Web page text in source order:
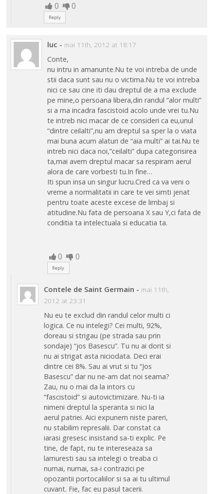
0 0
Reply
luc - mai 11th, 2012 at 18:17
Conte,
nu intru in amanunte.Nu te voi intreba de unde
stii daca sunt sau nu o victima.Nu te voi intreba
nici ce sau cine iti dau dreptul de a ma exclude
pe mine,o persoana libera,din randul “alor multi”
si a ma incadra fascistoid acolo unde vrei tu.Nu
te intreb nici macar de ce consideri ca eu,unul
“dintre ceilalti”,nu am dreptul sa sper la o viata
mai buna acum alaturi de “aia multi” ai tai.Nu te
intreb nici daca noi,”ceilalti” dupa categorisirea
ta,mai avem dreptul macar sa respiram aerul
alora de care vorbesti tu.In fine…
Iti spun insa un singur lucru.Cred ca va veni o
vreme a normalitatii in care te vei simti jenat
pentru toate aceste excese de limbaj si
atitudine.Nu fata de persoana X sau Y,ci fata de
conditia ta intelectuala si educatia ta.
0 0
Reply
Contele de Saint Germain - mai 11th,
2012 at 23:31
Nu eu te exclud din randul celor multi ci
logica. Ce nu intelegi? Cei multi, 92%,
doreau si strigau (pe strada sau prin
sondaje) “jos Basescu”. Tu nu ai dorit si
nu ai strigat asta niciodata. Deci erai
dintre cei 8%. Sau ai vrut si tu “Jos
Basescu” dar nu ne-am dat noi seama?
Zau, nu o mai da la intors cu
“fascistoid” si autovictimizare. Nu-ti ia
nimeni dreptul la speranta si nici la
aerul patriei. Aici expunem niste pareri,
nu stabilim represalii. Dar constat ca
iarasi gresesc insistand sa-ti explic. Pe
tine, de fapt, nu te intereseaza sa
lamuresti sau sa intelegi o treaba ci
numai, numai, sa-i contrazici pe
opozantii portocaliilor si sa ai tu ultimul
cuvant. Fie, fac eu pasul tacerii.